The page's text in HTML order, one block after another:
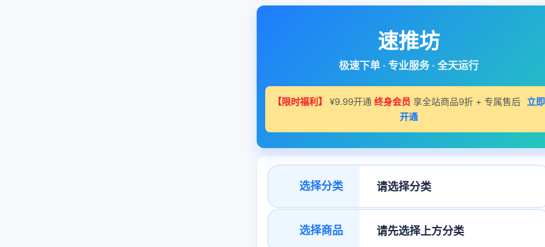
速推坊
极速下单 · 专业服务 · 全天运行
【限时福利】 ¥9.99开通 终身会员 享全站商品9折 + 专属售后 立即
开通
选择分类
选择商品